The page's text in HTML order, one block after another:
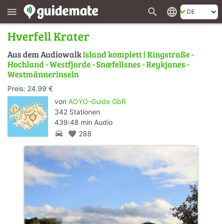
menu search language
Hverfell Krater
Aus dem AudiowalkIsland komplett | Ringstraße -
Hochland - Westfjorde - Snæfellsnes - Reykjanes -
Westmännerinseln
Preis: 24.99 €
von AOYO-Guide GbR
342 Stationen
439:48 min Audio
directions_car favorite 288